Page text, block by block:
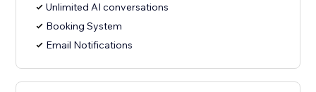
Unlimited AI conversations
Booking System
Email Notifications